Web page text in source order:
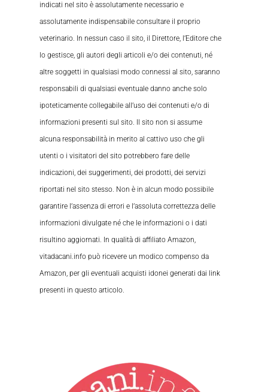
indicati nel sito è assolutamente necessario e
assolutamente indispensabile consultare il proprio
veterinario. In nessun caso il sito, il Direttore, l’Editore che
lo gestisce, gli autori degli articoli e/o dei contenuti, né
altre soggetti in qualsiasi modo connessi al sito, saranno
responsabili di qualsiasi eventuale danno anche solo
ipoteticamente collegabile all’uso dei contenuti e/o di
informazioni presenti sul sito. Il sito non si assume
alcuna responsabilità in merito al cattivo uso che gli
utenti o i visitatori del sito potrebbero fare delle
indicazioni, dei suggerimenti, dei prodotti, dei servizi
riportati nel sito stesso. Non è in alcun modo possibile
garantire l’assenza di errori e l’assoluta correttezza delle
informazioni divulgate né che le informazioni o i dati
risultino aggiornati. In qualità di affiliato Amazon,
vitadacani.info può ricevere un modico compenso da
Amazon, per gli eventuali acquisti idonei generati dai link
presenti in questo articolo.